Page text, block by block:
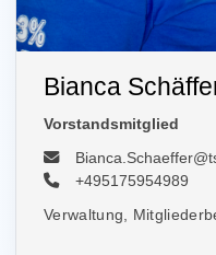
Bianca
Vorstandsmitglied
+495175954989
Verwaltung,